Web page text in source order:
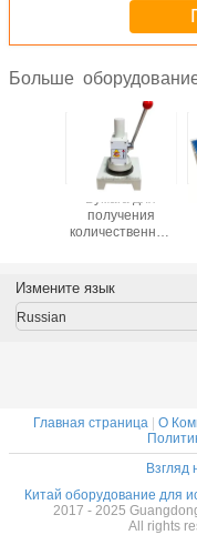
Больше
бумаги
получения
количественных
грамматизма,
Измените язык
Russian
Главная страница | О
Взгляд
Китай оборудование для
2017 - 2025
All rights